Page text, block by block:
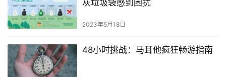
灰垃圾袋感到困扰
2023年5月18日
48小时挑战：马耳他疯狂畅游指南